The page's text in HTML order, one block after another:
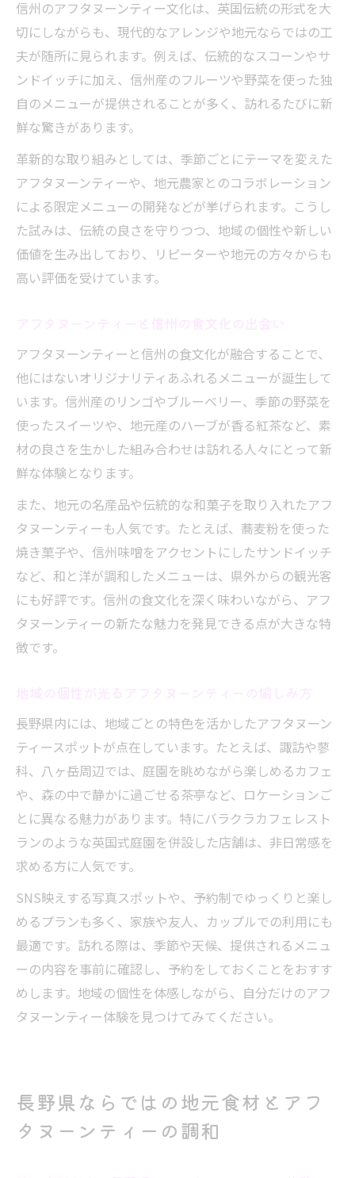
信州のアフタヌーンティー文化は、英国伝統の形式を大
切にしながらも、現代的なアレンジや地元ならではの工
夫が随所に見られます。例えば、伝統的なスコーンやサ
ンドイッチに加え、信州産のフルーツや野菜を使った独
自のメニューが提供されることが多く、訪れるたびに新
鮮な驚きがあります。
革新的な取り組みとしては、季節ごとにテーマを変えた
アフタヌーンティーや、地元農家とのコラボレーション
による限定メニューの開発などが挙げられます。こうし
た試みは、伝統の良さを守りつつ、地域の個性や新しい
価値を生み出しており、リピーターや地元の方々からも
高い評価を受けています。
アフタヌーンティーと信州の食文化が融合することで、
他にはないオリジナリティあふれるメニューが誕生して
います。信州産のリンゴやブルーベリー、季節の野菜を
使ったスイーツや、地元産のハーブが香る紅茶など、素
材の良さを生かした組み合わせは訪れる人々にとって新
鮮な体験となります。
また、地元の名産品や伝統的な和菓子を取り入れたアフ
タヌーンティーも人気です。たとえば、蕎麦粉を使った
焼き菓子や、信州味噌をアクセントにしたサンドイッチ
など、和と洋が調和したメニューは、県外からの観光客
にも好評です。信州の食文化を深く味わいながら、アフ
タヌーンティーの新たな魅力を発見できる点が大きな特
徴です。
長野県内には、地域ごとの特色を活かしたアフタヌーン
ティースポットが点在しています。たとえば、諏訪や蓼
科、八ヶ岳周辺では、庭園を眺めながら楽しめるカフェ
や、森の中で静かに過ごせる茶亭など、ロケーションご
とに異なる魅力があります。特にバラクラカフェレスト
ランのような英国式庭園を併設した店舗は、非日常感を
求める方に人気です。
SNS映えする写真スポットや、予約制でゆっくりと楽し
めるプランも多く、家族や友人、カップルでの利用にも
最適です。訪れる際は、季節や天候、提供されるメニュ
ーの内容を事前に確認し、予約をしておくことをおすす
めします。地域の個性を体感しながら、自分だけのアフ
タヌーンティー体験を見つけてみてください。
長野県ならではの地元食材とアフ
タヌーンティーの調和